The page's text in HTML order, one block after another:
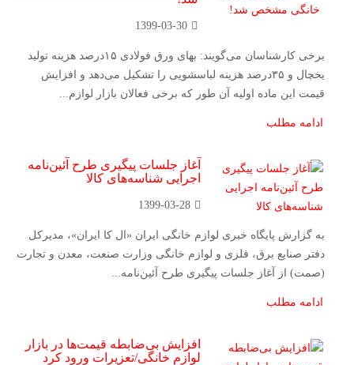
1399-03-30
برخی کارشناسان می‌گویند: بهای ورق فولادی ۱۵درصد هزینه تولید
یخچال و ۳۵درصد هزینه لباسشویی را تشکیل می‌دهد و افزایش
قیمت این ماده اولیه آن طور که برخی فعالان بازار لوازم...
ادامه مطلب
آغاز جلسات پیگیری طرح آئین‌نامه
اجرایی شناسه‌های کالا
1399-03-28
به گزارش پایگاه خبری لوازم خانگی ایران «ال کا ایران»، مدیرکل
دفتر صنایع برق، فلزی و لوازم خانگی وزارت صنعت، معدن و تجارت
(صمت) از آغاز جلسات پیگیری طرح آئین‌نامه...
ادامه مطلب
افزایش بی‌ضابطه قیمت‌ها در بازار
لوازم خانگی/تعزیرات ورود کرد